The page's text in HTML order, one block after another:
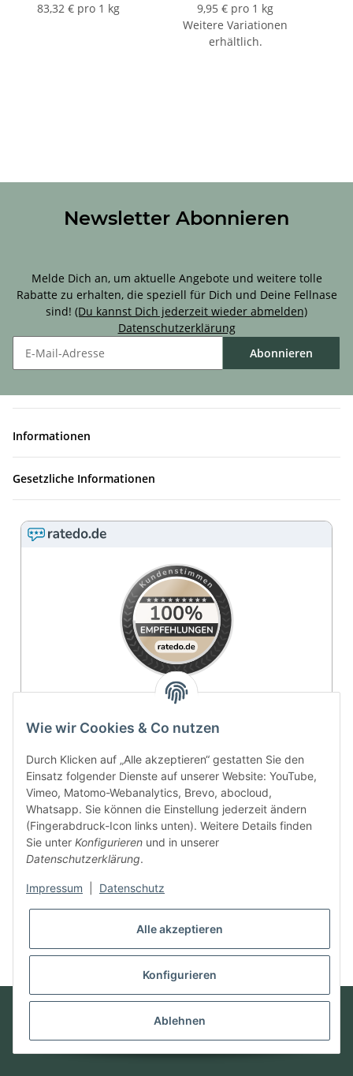
83,32 € pro 1 kg
9,95 € pro 1 kg
Weitere Variationen
erhältlich.
Newsletter Abonnieren
Melde Dich an, um aktuelle Angebote und weitere tolle
Rabatte zu erhalten, die speziell für Dich und Deine Fellnase
sind! (Du kannst Dich jederzeit wieder abmelden)
Datenschutzerklärung
Abonnieren
Informationen
Gesetzliche Informationen
4.9 / 5
SEHR GUT
100% Empfehlungsrate
Durchschnitt aus 11 Bewertungen
Bewertungen ansehen
© Futter mit Liebe
Powered byJTL-Shop
Wie wir Cookies & Co nutzen
Durch Klicken auf „Alle akzeptieren“ gestatten Sie den
Einsatz folgender Dienste auf unserer Website: YouTube,
Vimeo, Matomo-Webanalytics, Brevo, abocloud,
Whatsapp. Sie können die Einstellung jederzeit ändern
(Fingerabdruck-Icon links unten). Weitere Details finden
Sie unter Konfigurieren und in unserer
Datenschutzerklärung.
Impressum Datenschutz
Alle akzeptieren
Konfigurieren
Ablehnen